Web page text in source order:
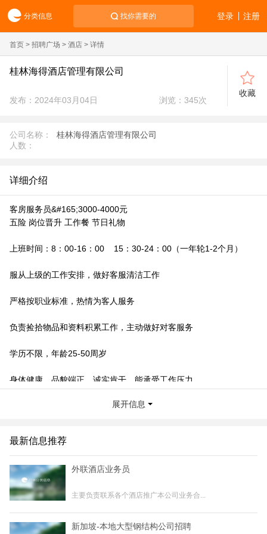
分类信息 找你需要的 注册
登录
首页 > 招聘广场 > 酒店 > 详情
桂林海得酒店管理有限公司
发布：2024年03月04日 浏览： 345次
收藏
公司名称：
桂林海得酒店管理有限公司
人数：
详细介绍
客房服务员&#165;3000-4000元
五险 岗位晋升 工作餐 节日礼物
上班时间：8：00-16：00 15：30-24：00（一年轮1-2个月）
服从上级的工作安排，做好客服清洁工作
严格按职业标准，热情为客人服务
负责捡拾物品和资料积累工作，主动做好对客服务
学历不限，年龄25-50周岁
身体健康，品貌端正，诚实肯干，能承受工作压力
联系我时，请说是在桂林生活网看到的，谢谢！
展开信息
最新信息推荐
外联酒店业务员
主要负责联系各个酒店推广本公司业务合...
新加坡-本地大型钢结构公司招聘